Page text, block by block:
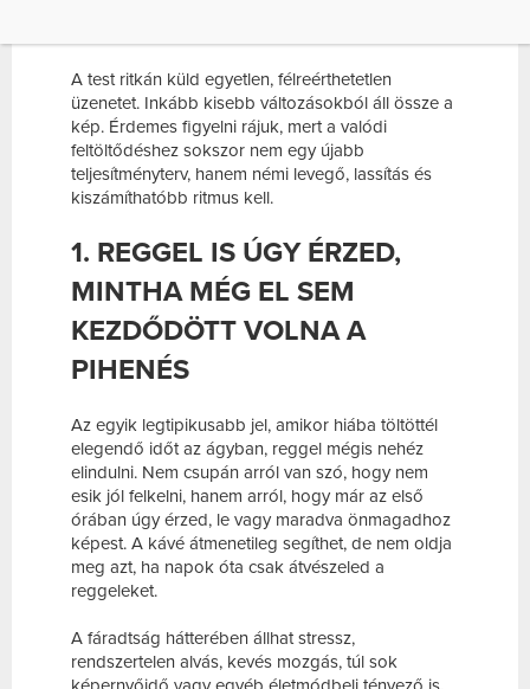
A test ritkán küld egyetlen, félreérthetetlen
üzenetet. Inkább kisebb változásokból áll össze a
kép. Érdemes figyelni rájuk, mert a valódi
feltöltődéshez sokszor nem egy újabb
teljesítményterv, hanem némi levegő, lassítás és
kiszámíthatóbb ritmus kell.
1. REGGEL IS ÚGY ÉRZED,
MINTHA MÉG EL SEM
KEZDŐDÖTT VOLNA A
PIHENÉS
Az egyik legtipikusabb jel, amikor hiába töltöttél
elegendő időt az ágyban, reggel mégis nehéz
elindulni. Nem csupán arról van szó, hogy nem
esik jól felkelni, hanem arról, hogy már az első
órában úgy érzed, le vagy maradva önmagadhoz
képest. A kávé átmenetileg segíthet, de nem oldja
meg azt, ha napok óta csak átvészeled a
reggeleket.
A fáradtság hátterében állhat stressz,
rendszertelen alvás, kevés mozgás, túl sok